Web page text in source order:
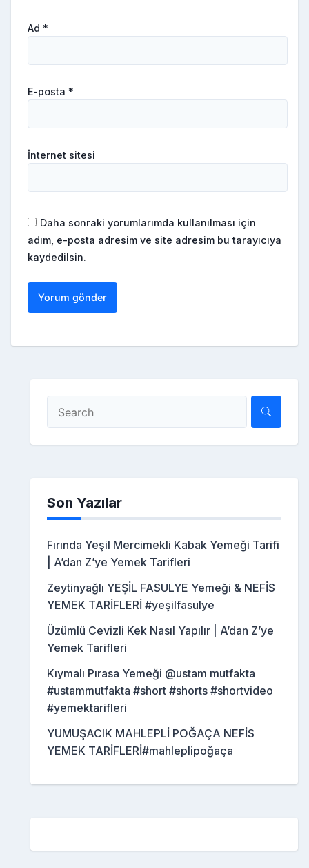
Ad *
E-posta *
İnternet sitesi
Daha sonraki yorumlarımda kullanılması için
adım, e-posta adresim ve site adresim bu tarayıcıya
kaydedilsin.
Son Yazılar
Fırında Yeşil Mercimekli Kabak Yemeği Tarifi
| A’dan Z’ye Yemek Tarifleri
Zeytinyağlı YEŞİL FASULYE Yemeği & NEFİS
YEMEK TARİFLERİ #yeşilfasulye
Üzümlü Cevizli Kek Nasıl Yapılır | A’dan Z’ye
Yemek Tarifleri
Kıymalı Pırasa Yemeği @ustam mutfakta
#ustammutfakta #short #shorts #shortvideo
#yemektarifleri
YUMUŞACIK MAHLEPLİ POĞAÇA NEFİS
YEMEK TARİFLERİ#mahleplipoğaça